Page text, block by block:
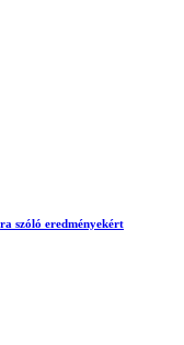
szóló eredményekért